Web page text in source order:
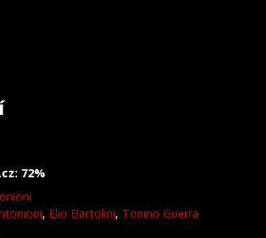
72%
, Elio Bartolini, Tonino Guerra